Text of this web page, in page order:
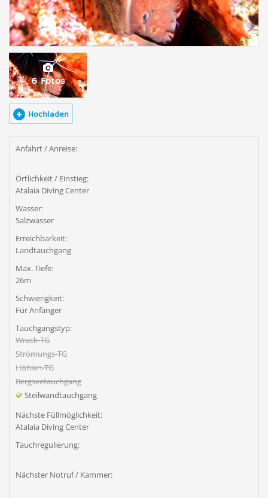
6 Fotos
Hochladen
Anfahrt / Anreise:
Örtlichkeit / Einstieg:
Atalaia Diving Center
Wasser:
Salzwasser
Erreichbarkeit:
Landtauchgang
Max. Tiefe:
26m
Schwierigkeit:
Für Anfänger
Tauchgangstyp:
Wrack-TG
Strömungs-TG
Höhlen-TG
Bergseetauchgang
Steilwandtauchgang
Nächste Füllmöglichkeit:
Atalaia Diving Center
Tauchregulierung:
Nächster Notruf / Kammer: